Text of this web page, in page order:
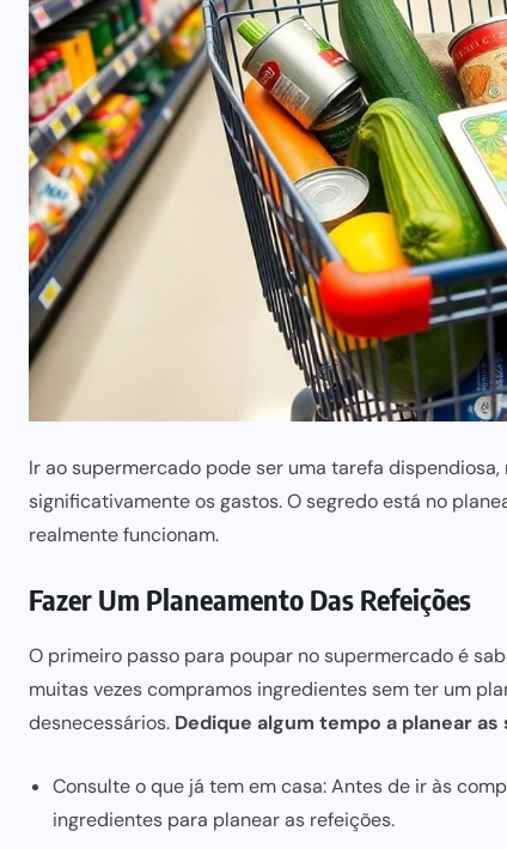
Ir ao supermercado pode ser uma tarefa
significativamente os gastos. O segredo está no
realmente funcionam.
Fazer Um Planeamento Das Refeições
O primeiro passo para poupar no supermercado é
muitas vezes compramos ingredientes semter um
desnecessários. Dedique algum tempo a planear as
Consulte o que já tem em casa: Antes de ir às
ingredientes para planear as refeições.